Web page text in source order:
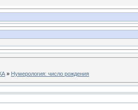
» Нумерология: число рождения